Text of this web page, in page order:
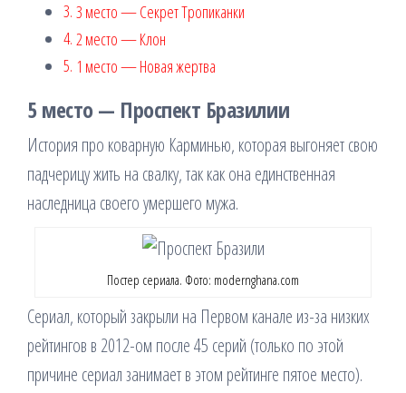
3 место — Секрет Тропиканки
2 место — Клон
1 место — Новая жертва
5 место — Проспект Бразилии
История про коварную Карминью, которая выгоняет свою
падчерицу жить на свалку, так как она единственная
наследница своего умершего мужа.
Постер сериала. Фото: modernghana.com
Сериал, который закрыли на Первом канале из-за низких
рейтингов в 2012-ом после 45 серий (только по этой
причине сериал занимает в этом рейтинге пятое место).